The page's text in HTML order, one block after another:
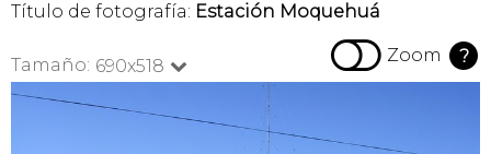
Título de fotografía: Estación Moquehuá
Tamaño: 690x518   Zoom ?